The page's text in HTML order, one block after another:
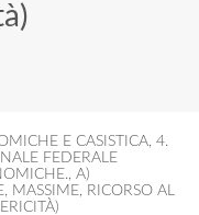
E CASISTICA, 4.
FEDERALE
, A)
, MASSIME, RICORSO AL